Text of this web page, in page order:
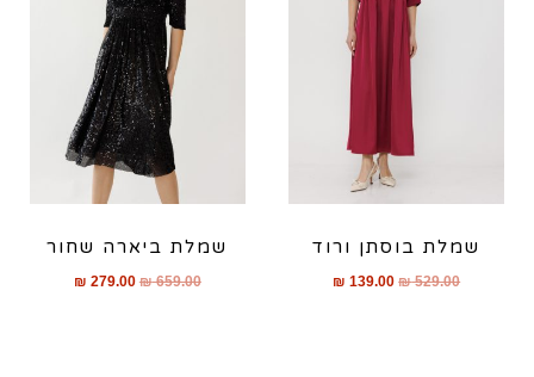
שמלת בוסתן ורוד
₪529.00
₪ 139.00
שמלת ביארה שחור
₪659.00
₪ 279.00